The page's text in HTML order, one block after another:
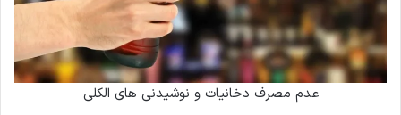
عدم مصرف دخانیات و نوشیدنی های الکلی